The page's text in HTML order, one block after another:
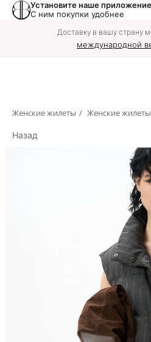
Установите наше приложение
С ним покупки удобнее
Доставку в вашу страну
международной
Женские жилеты / Женские жилеты
Назад